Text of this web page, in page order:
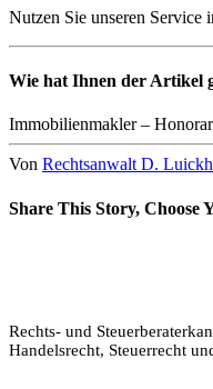
Nutzen Sie unseren
Wie hat Ihnen der Artikel
Immobilienmakler –
Von Rechtsanwalt D.
Share This Story, Choose
Rechts- und
Handelsrecht, Steuerrecht